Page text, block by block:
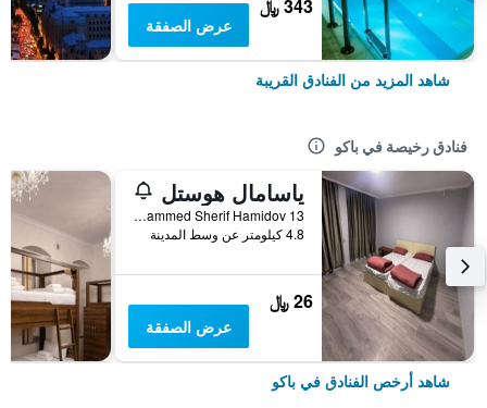
343 ﷼
عرض الصفقة
شاهد المزيد من الفنادق القريبة
فنادق رخيصة في باكو
ياسامال هوستل
General Mammed Sherif Hamidov 13, باكو, أذربيجان
4.8 كيلومتر عن وسط المدينة
26 ﷼
عرض الصفقة
شاهد أرخص الفنادق في باكو